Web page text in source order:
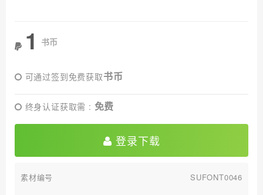
1 书币
可通过签到免费获取书币
终身认证获取需 : 免费
登录下载
素材编号 SUFONT0046